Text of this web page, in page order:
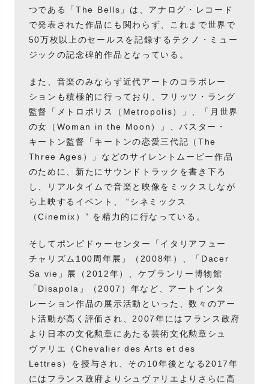
つである「The Bells」は、アナログ・レコード
で発表された作品にも関わらず、これまで世界で
50万枚以上のセールスを記録するテクノ・ミュー
ジックの記念碑的作品となっている。
また、音楽のみならず近代アートのコラボレー
ションも積極的に行っており、フリッツ・ラング
監督「メトロポリス（Metropolis）」、「月世界
の女（Woman in the Moon）」、バスター・
キートン監督「キートンの恋愛三代記（The
Three Ages）」などのサイレントムービー作品
のために、新たにサウンドトラックを書き下ろ
し、リアルタイムで音楽と映像をミックスしなが
ら上映するイベント、 “シネミックス
（Cinemix）” を精力的に行なっている。
そしてポンピドゥーセンター「イタリアフュー
チャリズム100周年展」（2008年）、「Dacer
Sa vie」展（2012年）、ケブランリー博物館
「Disapola」（2007）年など、アートインタ
レーション作品の展示活動といった、数々のアー
ト活動が高く評価され、2007年にはフランス政府
より日本の文化勲章にあたる芸術文化勲章シュ
ヴァリエ（Chevalier des Arts et des
Lettres）を授与され、その10年後となる2017年
にはフランス政府よりシュヴァリエよりさらに高